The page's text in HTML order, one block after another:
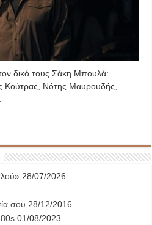
δικό τους Σάκη Μπουλά:
Κούτρας, Νότης Μαυρουδής,
28/07/2026
σου 28/12/2016
01/08/2023